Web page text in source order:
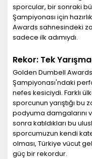
sporcular, bir sonraki
Şampiyonası için
Awards sahnesindeki
sadece ilk adımıydı.
Rekor: Tek
Golden Dumbell
Şampiyonası'ndaki
nefes kesiciydi. Farklı
sporcunun yarıştığı bu
podyuma damgalarını
sonra katıldıkları bu
sporcumuzun kendi
olması, Türkiye vücut
güç bir rekordur.